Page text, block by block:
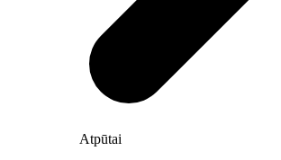
Atpūtai